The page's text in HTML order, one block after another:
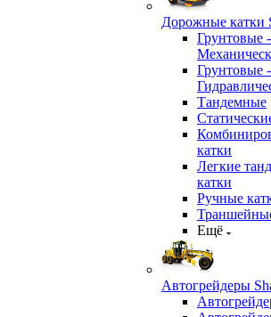
Дорожные катки
Грунтовые -
Грунтовые -
Тандемные
катки
Легкие
катки
Ручные
Ещё
Автогрейдеры